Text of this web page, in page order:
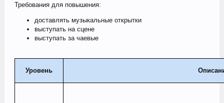
Требования для повышения:
доставлять музыкальные открытки
выступать на сцене
выступать за чаевые
Уровень